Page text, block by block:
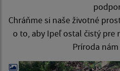
Chráňme si naše životné
o to, aby Ipeľ ostal čistý pre
Príroda